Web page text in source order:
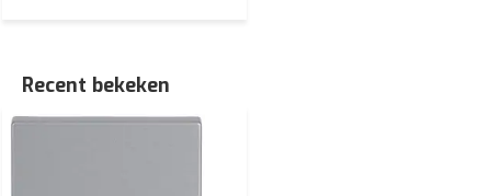
Recent bekeken